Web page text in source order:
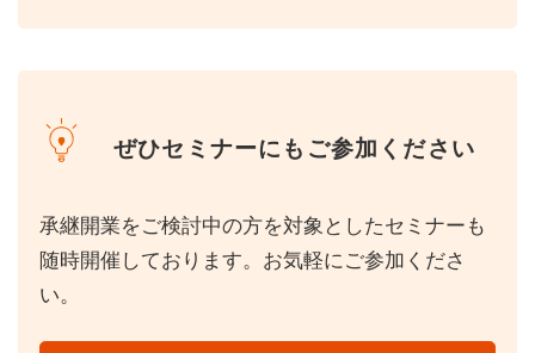
ぜひセミナーにもご参加ください
承継開業をご検討中の方を対象としたセミナーも
随時開催しております。お気軽にご参加くださ
い。